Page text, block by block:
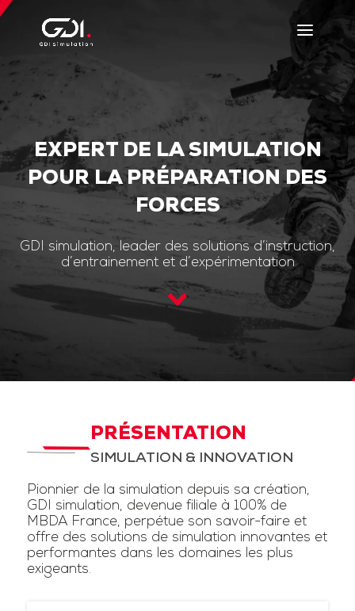
EXPERT DE LA SIMULATION
POUR LA PRÉPARATION DES
FORCES
GDI simulation, leader des solutions d’instruction,
d’entrainement et d’expérimentation
PRÉSENTATION
SIMULATION & INNOVATION
Pionnier de la simulation depuis sa création,
GDI simulation, devenue filiale à 100% de
MBDA France, perpétue son savoir-faire et
offre des solutions de simulation innovantes et
performantes dans les domaines les plus
exigeants.